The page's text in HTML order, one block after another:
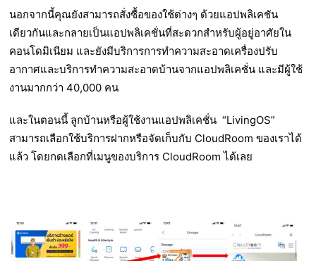
นอกจากนี้คุณยังสามารถสั่งซื้อของใช้ต่างๆ ด้วยแอปพลิเคชัน
เดียวกันและกลายเป็นแอปพลิเคชั่นที่สะดวกสําหรับผู้อยู่อาศัยใน
คอนโดมิเนียม และยังมีบริการการทําความสะอาดเครื่องปรับ
อากาศและบริการทําความสะอาดบ้านจากแอปพลิเคชั่น และมีผู้ใช้
งานมากกว่า 40,000 คน
และในตอนนี้ ลูกบ้านหรือผู้ใช้งานแอปพลิเคชั่น “LivingOS”
สามารถเลือกใช้บริการฝากหรือจัดเก็บกับ CloudRoom ของเราได้
แล้ว โดยกดเลือกที่เมนูของบริการ CloudRoom ได้เลย